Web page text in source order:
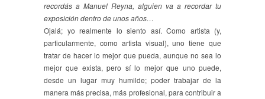
recordás a Manuel Reyna, alguien va a recordar tu
exposición dentro de unos años…
Ojalá; yo realmente lo siento así. Como artista (y,
particularmente, como artista visual), uno tiene que
tratar de hacer lo mejor que pueda, aunque no sea lo
mejor que exista, pero sí lo mejor que uno puede,
desde un lugar muy humilde; poder trabajar de la
manera más precisa, más profesional, para contribuir a